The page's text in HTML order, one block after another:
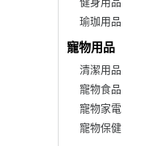
瑜珈用品
寵物用品
清潔用品
寵物食品
寵物家電
寵物保健